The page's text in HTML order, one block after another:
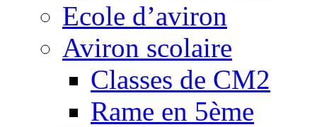
Ecole d’aviron
Aviron scolaire
Classes de CM2
Rame en 5ème